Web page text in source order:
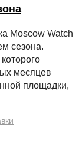
Moscow Watch
сезона.
месяцев
площадки,